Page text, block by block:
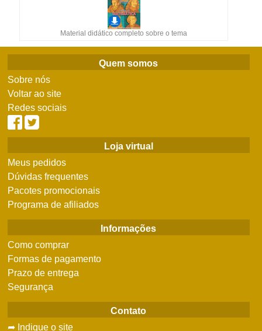
Material didático completo sobre o tema
Quem somos
Sobre nós
Voltar ao site
Redes sociais
Loja virtual
Meus pedidos
Dúvidas frequentes
Pacotes promocionais
Programa de afiliados
Informações
Como comprar
Formas de pagamento
Prazo de entrega
Segurança
Contato
➦ Indique o site